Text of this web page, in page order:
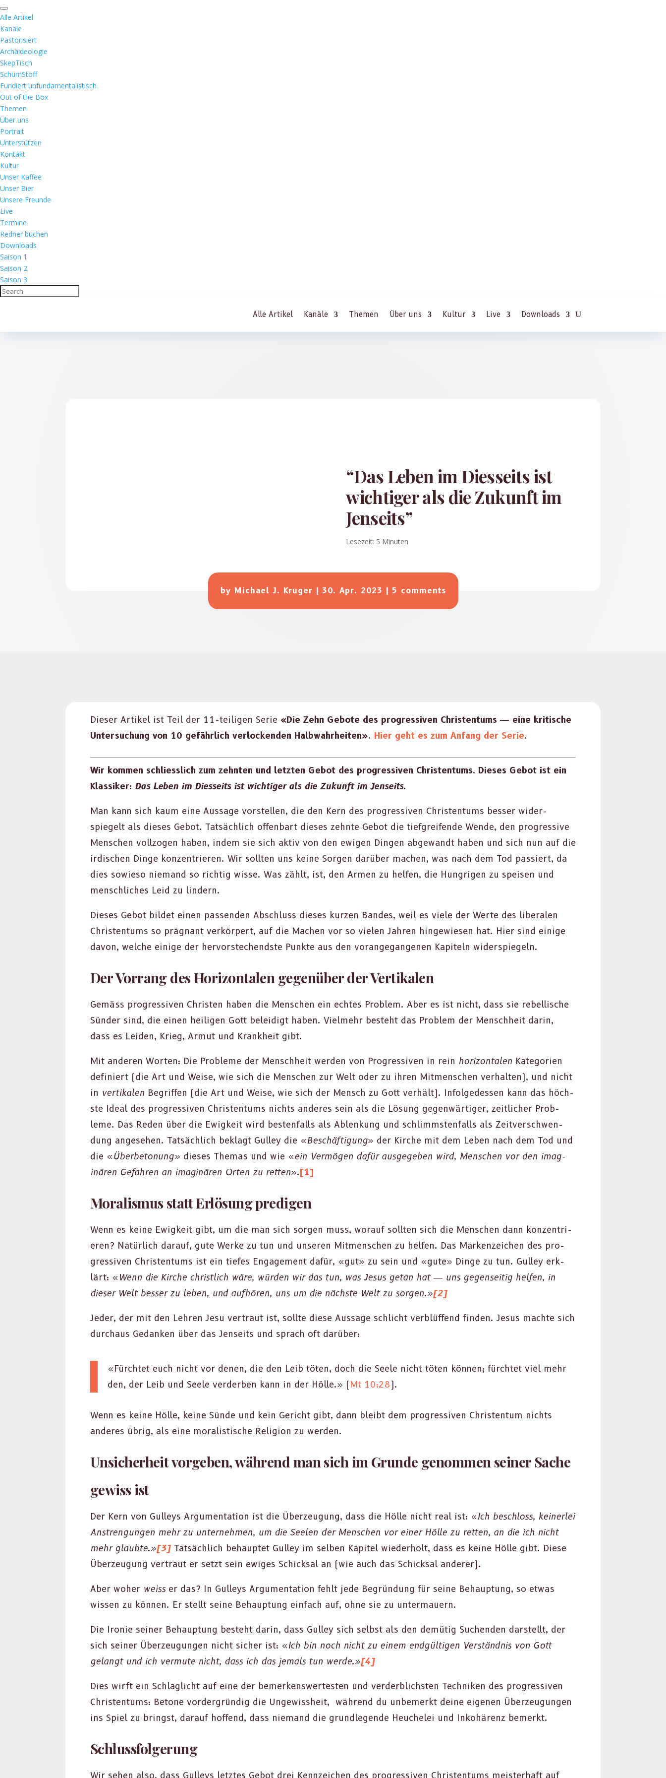
Alle Artikel
Kanäle
Pastorisiert
Archäideologie
SkepTisch
SchumStoff
Fundiert unfundamentalistisch
Out of the Box
Themen
Über uns
Portrait
Unterstützen
Kontakt
Kultur
Unser Kaffee
Unser Bier
Unsere Freunde
Live
Termine
Redner buchen
Downloads
Saison 1
Saison 2
Saison 3
Alle Artikel Kanäle Themen Über uns Kultur Live Downloads
“Das Leben im Diesseits ist
wichtiger als die Zukunft im
Jenseits”
Lesezeit: 5 Minuten
by Michael J. Kruger | 30. Apr. 2023 | 5 comments
Dieser Artikel ist Teil der 11-teili­gen Serie «Die Zehn Gebote des pro­gres­siv­en Chris­ten­tums — eine kri­tis­che
Unter­suchung von 10 gefährlich ver­lock­enden Halb­wahrheit­en». Hier geht es zum Anfang der Serie.
Wir kom­men schliesslich zum zehn­ten und let­zten Gebot des pro­gres­siv­en Chris­ten­tums. Dieses Gebot ist ein
Klas­sik­er: Das Leben im Dies­seits ist wichtiger als die Zukun­ft im Jen­seits.
Man kann sich kaum eine Aus­sage vorstellen, die den Kern des pro­gres­siv­en Chris­ten­tums bess­er wider­
spiegelt als dieses Gebot. Tat­säch­lich offen­bart dieses zehnte Gebot die tief­greifende Wende, den pro­gres­sive
Men­schen vol­l­zo­gen haben, indem sie sich aktiv von den ewigen Din­gen abge­wandt haben und sich nun auf die
irdis­chen Dinge konzen­tri­eren. Wir soll­ten uns keine Sor­gen darüber machen, was nach dem Tod passiert, da
dies sowieso nie­mand so richtig wisse. Was zählt, ist, den Armen zu helfen, die Hun­gri­gen zu speisen und
men­schlich­es Leid zu lin­dern.
Dieses Gebot bildet einen passenden Abschluss dieses kurzen Ban­des, weil es viele der Werte des lib­eralen
Chris­ten­tums so präg­nant verkör­pert, auf die Machen vor so vie­len Jahren hingewiesen hat. Hier sind einige
davon, welche einige der her­vorstechend­ste Punk­te aus den vor­ange­gan­genen Kapiteln wider­spiegeln.
Der Vorrang des Horizontalen gegenüber der Vertikalen
Gemäss pro­gres­siv­en Chris­ten haben die Men­schen ein echt­es Prob­lem. Aber es ist nicht, dass sie rebel­lis­che
Sün­der sind, die einen heili­gen Gott belei­digt haben. Vielmehr beste­ht das Prob­lem der Men­schheit darin,
dass es Lei­den, Krieg, Armut und Krankheit gibt.
Mit anderen Worten: Die Prob­leme der Men­schheit wer­den von Pro­gres­siv­en in rein hor­i­zon­tal­en Kat­e­gorien
definiert (die Art und Weise, wie sich die Men­schen zur Welt oder zu ihren Mit­men­schen ver­hal­ten), und nicht
in ver­tikalen Begrif­f­en (die Art und Weise, wie sich der Men­sch zu Gott ver­hält). Infolgedessen kann das höch­
ste Ide­al des pro­gres­siv­en Chris­ten­tums nichts anderes sein als die Lösung gegen­wär­tiger, zeitlich­er Prob­
leme. Das Reden über die Ewigkeit wird besten­falls als Ablenkung und schlimm­sten­falls als Zeitver­schwen­
dung ange­se­hen. Tat­säch­lich beklagt Gul­ley die «Beschäf­ti­gung» der Kirche mit dem Leben nach dem Tod und
die «Über­be­to­nung» dieses The­mas und wie «ein Ver­mö­gen dafür aus­gegeben wird, Men­schen vor den imag­
inären Gefahren an imag­inären Orten zu ret­ten».[1]
Moralismus statt Erlösung predigen
Wenn es keine Ewigkeit gibt, um die man sich sor­gen muss, worauf soll­ten sich die Men­schen dann konzen­tri­
eren? Natür­lich darauf, gute Werke zu tun und unseren Mit­men­schen zu helfen. Das Marken­ze­ichen des pro­
gres­siv­en Chris­ten­tums ist ein tiefes Engage­ment dafür, «gut» zu sein und «gute» Dinge zu tun. Gul­ley erk­
lärt: « Wenn die Kirche christlich wäre, wür­den wir das tun, was Jesus getan hat — uns gegen­seit­ig helfen, in
dieser Welt bess­er zu leben, und aufhören, uns um die näch­ste Welt zu sor­gen.»[2]
Jed­er, der mit den Lehren Jesu ver­traut ist, sollte diese Aus­sage schlicht verblüf­fend find­en. Jesus machte sich
dur­chaus Gedanken über das Jen­seits und sprach oft darüber:
«Fürchtet euch nicht vor denen, die den Leib töten, doch die Seele nicht töten kön­nen; fürchtet viel mehr
den, der Leib und Seele verder­ben kann in der Hölle.» (Mt 10:28).
Wenn es keine Hölle, keine Sünde und kein Gericht gibt, dann bleibt dem pro­gres­siv­en Chris­ten­tum nichts
anderes übrig, als eine moral­is­tis­che Reli­gion zu wer­den.
Unsicherheit vorgeben, während man sich im Grunde genommen seiner Sache
gewiss ist
Der Kern von Gul­leys Argu­men­ta­tion ist die Überzeu­gung, dass die Hölle nicht real ist: «Ich beschloss, kein­er­lei
Anstren­gun­gen mehr zu unternehmen, um die See­len der Men­schen vor ein­er Hölle zu ret­ten, an die ich nicht
mehr glaubte.»[3] Tat­säch­lich behauptet Gul­ley im sel­ben Kapi­tel wieder­holt, dass es keine Hölle gibt. Diese
Überzeu­gung ver­traut er set­zt sein ewiges Schick­sal an (wie auch das Schick­sal ander­er).
Aber woher weiss er das? In Gul­leys Argu­men­ta­tion fehlt jede Begrün­dung für seine Behaup­tung, so etwas
wis­sen zu kön­nen. Er stellt seine Behaup­tung ein­fach auf, ohne sie zu unter­mauern.
Die Ironie sein­er Behaup­tung beste­ht darin, dass Gul­ley sich selb­st als den demütig Suchen­den darstellt, der
sich sein­er Überzeu­gun­gen nicht sich­er ist: «Ich bin noch nicht zu einem endgülti­gen Ver­ständ­nis von Gott
gelangt und ich ver­mute nicht, dass ich das jemals tun werde.»[4]
Dies wirft ein Schlaglicht auf eine der bemerkenswertesten und verderblich­sten Tech­niken des pro­gres­siv­en
Chris­ten­tums: Betone vorder­gründig die Ungewis­sheit, während du unbe­merkt deine eige­nen Überzeu­gun­gen
ins Spiel zu bringst, darauf hof­fend, dass nie­mand die grundle­gende Heuchelei und Inko­härenz bemerkt.
Schlussfolgerung
Wir sehen also, dass Gul­leys let­ztes Gebot drei Kennze­ichen des pro­gres­siv­en Chris­ten­tums meis­ter­haft auf